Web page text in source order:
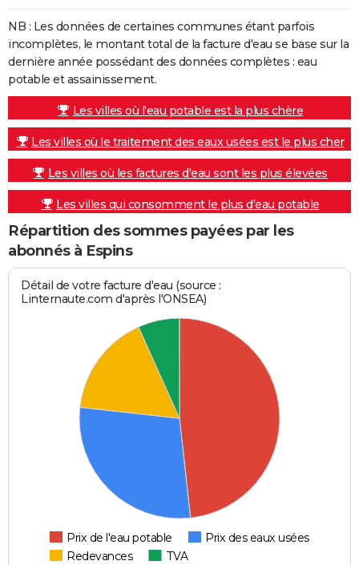
NB : Les données de certaines communes étant parfois
incomplètes, le montant total de la facture d'eau se base sur la
dernière année possédant des données complètes : eau
potable et assainissement.
Les villes où l'eau potable est la plus chère
Les villes où le traitement des eaux usées est le plus cher
Les villes où les factures d'eau sont les plus élevées
Les villes qui consomment le plus d'eau potable
Répartition des sommes payées par les
abonnés à Espins
Détail de votre facture d'eau (source :
Linternaute.com d'après l'ONSEA)
Prix de l'eau potable
Prix des eaux usées
Redevances
TVA